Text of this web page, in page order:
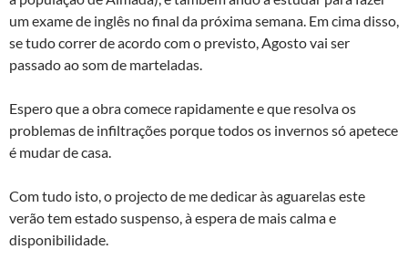
um exame de inglês no final da próxima semana. Em cima disso,
se tudo correr de acordo com o previsto, Agosto vai ser
passado ao som de marteladas.
Espero que a obra comece rapidamente e que resolva os
problemas de infiltrações porque todos os invernos só apetece
é mudar de casa.
Com tudo isto, o projecto de me dedicar às aguarelas este
verão tem estado suspenso, à espera de mais calma e
disponibilidade.